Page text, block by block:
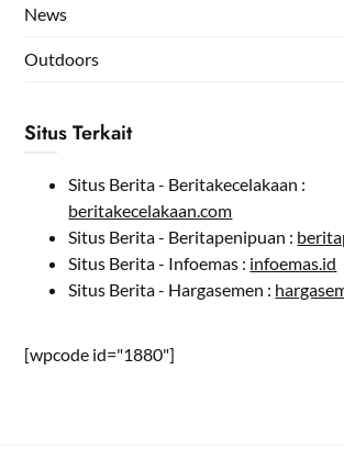
News
Outdoors
Situs Terkait
Situs Berita - Beritakecelakaan :
beritakecelakaan.com
Situs Berita - Beritapenipuan :
Situs Berita - Infoemas : infoemas.id
Situs Berita - Hargasemen :
[wpcode id="1880"]